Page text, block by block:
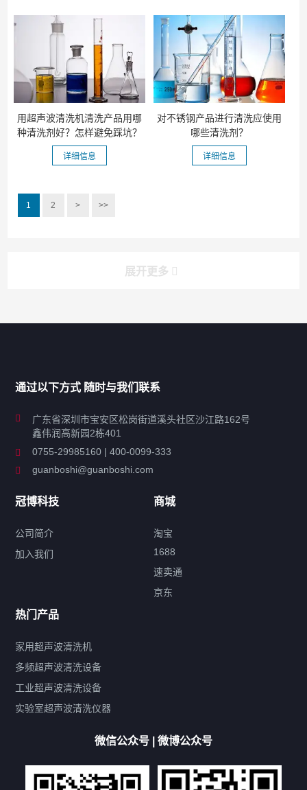
用超声波清洗机清洗产品用哪
种清洗剂好？怎样避免踩坑？
详细信息
对不锈钢产品进行清洗应使用
哪些清洗剂？
详细信息
1 2 > >>
展开更多
工业超声波清洗设备
特种超声波洗净产品
超声波配件
产品标签
鼓泡 升降 抛动
带加热
功率可调
双波脱气
机械旋钮系列
厨具清洗机
超声波振板
高尔夫球杆清洗机
大型单槽带过滤系列
全自动/半自动系列
通过以下方式 随时与我们联系
广东省深圳市宝安区松岗街道溪头社区沙江路162号
鑫伟润高新园2栋401
0755-29985160 | 400-0099-333
guanboshi@guanboshi.com
冠博科技
公司简介
加入我们
商城
淘宝
1688
速卖通
京东
热门产品
家用超声波清洗机
多频超声波清洗设备
工业超声波清洗设备
实验室超声波清洗仪器
微信公众号 | 微博公众号